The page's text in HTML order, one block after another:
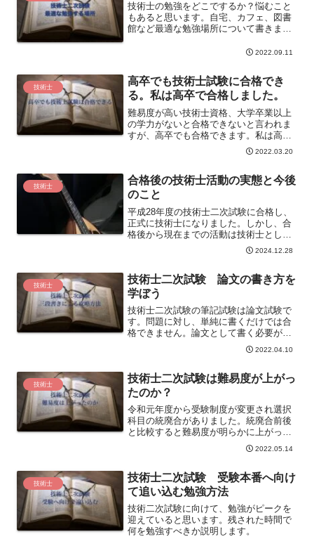
技術士の勉強をどこでするか？悩むこと
もあると思います。自宅、カフェ、図書
館など最適な勉強場所について書きまし
2022.09.11
技術士
高卒でも技術士試験に合格でき
る。私は高卒で合格しました。
難易度が高い技術士資格、大学卒業以上
の学力がないと合格できないと言われま
すが、高卒でも合格できます。私は高卒
で合格しました。合格のポイントはワー
ドによるインプットと論文によるアウト
す。
2022.03.20
技術士
合格後の技術士活動の実態と今後
のこと
平成28年度の技術士二次試験に合格し、
正式に技術士になりました。しかし、合
格後から現在までの活動は技術士として
活動しているとは言えるほどではありま
せん。少数部門はよくあることです。合
のことについて書きます。
2024.12.28
技術士
技術士二次試験 論文の書き方を
学ぼう
技術士二次試験の筆記試験は論文試験で
す。問題に対し、単純に書くだけでは合
格できません。論文として書く必要があ
ります。問題に対し、結論、理由、説明
を書く三段書きは説得力のある書き方で
略法を説明します。
2022.04.10
技術士
技術士二次試験は難易度が上がっ
たのか？
令和元年度から受験制度が変更され選択
科目の統廃合がありました。統廃合前後
と比較すると難易度が明らかに上がった
部門があります。私が受験した原子力・
放射線部門を例に説明します。
2022.05.14
技術士
技術士二次試験 受験本番へ向け
て追い込む勉強方法
技術二次試験に向けて、勉強がピークを
迎えていると思います。残された時間で
何を勉強すべきか説明します。